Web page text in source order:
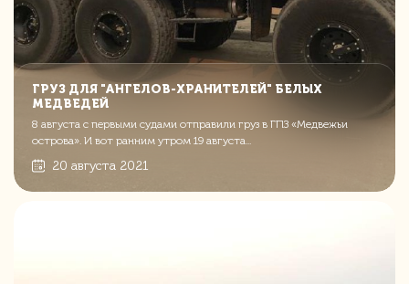
ГРУЗ ДЛЯ "АНГЕЛОВ-ХРАНИТЕЛЕЙ" БЕЛЫХ
МЕДВЕДЕЙ
8 августа с первыми судами отправили груз в ГПЗ «Медвежьи
острова». И вот ранним утром 19 августа...
20 августа 2021